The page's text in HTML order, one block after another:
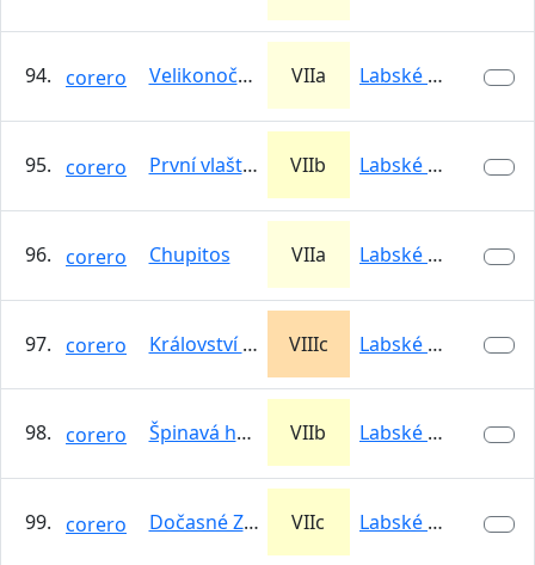
94. corero Velikonoční oheň VIIa Labské údolí -…
95. corero První vlaštovka VIIb Labské údolí -…
96. corero Chupitos VIIa Labské údolí -…
97. corero Království smíchu VIIIc Labské údolí -…
98. corero Špinavá holka VIIb Labské údolí -…
99. corero Dočasné Zrychlení VIIc Labské údolí -…